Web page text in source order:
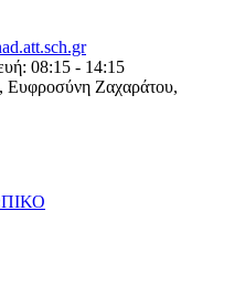
08:15 - 14:15
Ευφροσύνη Ζαχαράτου,